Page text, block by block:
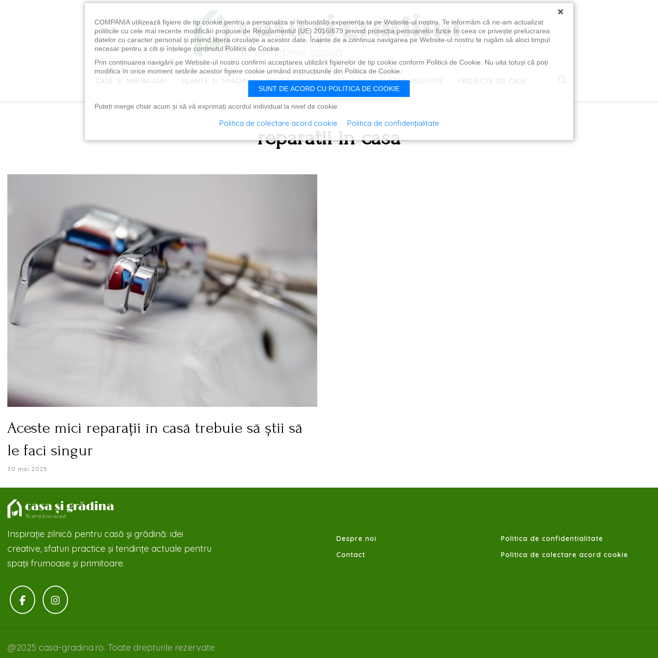
CASE ȘI AMENAJĂRI PLANTE ȘI GRĂDINI IDEI PRACTICE ECOLOGIE ȘI SUSTENABILITATE PROIECTE DE CASE
reparatii in casa
Aceste mici reparații în casă trebuie să știi să
le faci singur
30 mai 2025
Inspirație zilnică pentru casă și grădină: idei
creative, sfaturi practice și tendințe actuale pentru
spații frumoase și primitoare.
Despre noi
Contact
Politica de confidentialitate
Politica de colectare acord cookie
@2025 casa-gradina.ro. Toate drepturile rezervate
×
COMPANIA utilizează fişiere de tip cookie pentru a personaliza și îmbunătăți experiența ta pe Website-ul nostru. Te informăm că ne-am actualizat
politicile cu cele mai recente modificări propuse de Regulamentul (UE) 2016/679 privind protecția persoanelor fizice în ceea ce privește prelucrarea
datelor cu caracter personal și privind libera circulație a acestor date. Înainte de a continua navigarea pe Website-ul nostru te rugăm să aloci timpul
necesar pentru a citi și înțelege conținutul Politicii de Cookie.
Prin continuarea navigării pe Website-ul nostru confirmi acceptarea utilizării fişierelor de tip cookie conform Politicii de Cookie. Nu uita totuși că poți
modifica în orice moment setările acestor fişiere cookie urmând instrucțiunile din Politica de Cookie.
SUNT DE ACORD CU POLITICA DE COOKIE
Puteți merge chiar acum și să vă exprimați acordul individual la nivel de cookie:
Politica de colectare acord cookie Politica de confidențialitate